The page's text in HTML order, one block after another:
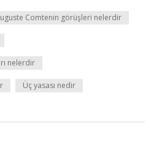
Comtenin görüşleri nelerdir
nelerdir
Üç yasası nedir